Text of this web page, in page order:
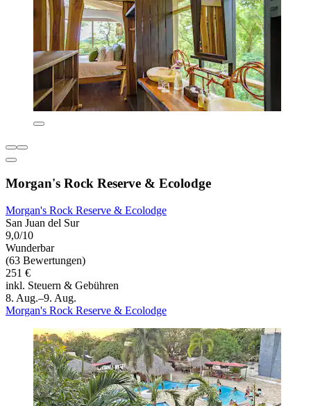
Morgan's Rock Reserve & Ecolodge
Morgan's Rock Reserve & Ecolodge
San Juan del Sur
9,0/10
Wunderbar
(63 Bewertungen)
251 €
inkl. Steuern & Gebühren
8. Aug.–9. Aug.
Morgan's Rock Reserve & Ecolodge